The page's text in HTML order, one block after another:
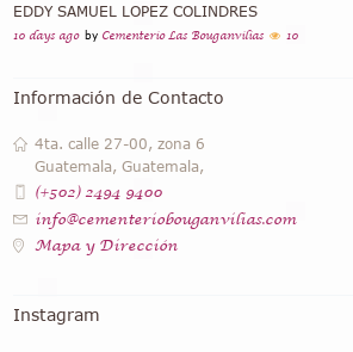
EDDY SAMUEL LOPEZ COLINDRES
10 days ago by Cementerio Las Bouganvilias 10
Información de Contacto
4ta. calle 27-00, zona 6
Guatemala, Guatemala,
(+502) 2494 9400
info@cementeriobouganvilias.com
Mapa y Dirección
Instagram